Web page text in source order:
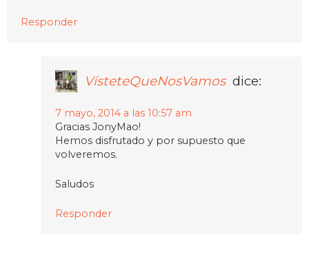
Responder
VísteteQueNosVamos dice:
7 mayo, 2014 a las 10:57 am
Gracias JonyMao!
Hemos disfrutado y por supuesto que
volveremos.
Saludos
Responder